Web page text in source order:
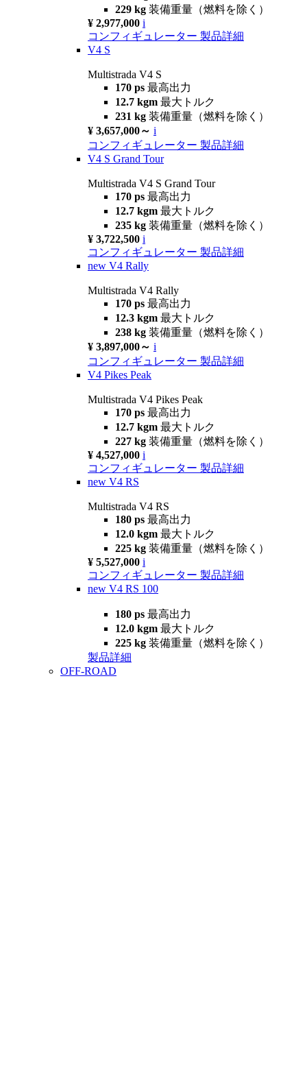
229 kg 装備重量（燃料を除く）
¥ 2,977,000 i
コンフィギュレーター 製品詳細
V4 S
Multistrada V4 S
170 ps 最高出力
12.7 kgm 最大トルク
231 kg 装備重量（燃料を除く）
¥ 3,657,000～ i
コンフィギュレーター 製品詳細
V4 S Grand Tour
Multistrada V4 S Grand Tour
170 ps 最高出力
12.7 kgm 最大トルク
235 kg 装備重量（燃料を除く）
¥ 3,722,500 i
コンフィギュレーター 製品詳細
new V4 Rally
Multistrada V4 Rally
170 ps 最高出力
12.3 kgm 最大トルク
238 kg 装備重量（燃料を除く）
¥ 3,897,000～ i
コンフィギュレーター 製品詳細
V4 Pikes Peak
Multistrada V4 Pikes Peak
170 ps 最高出力
12.7 kgm 最大トルク
227 kg 装備重量（燃料を除く）
¥ 4,527,000 i
コンフィギュレーター 製品詳細
new V4 RS
Multistrada V4 RS
180 ps 最高出力
12.0 kgm 最大トルク
225 kg 装備重量（燃料を除く）
¥ 5,527,000 i
コンフィギュレーター 製品詳細
new V4 RS 100
180 ps 最高出力
12.0 kgm 最大トルク
225 kg 装備重量（燃料を除く）
製品詳細
OFF-ROAD